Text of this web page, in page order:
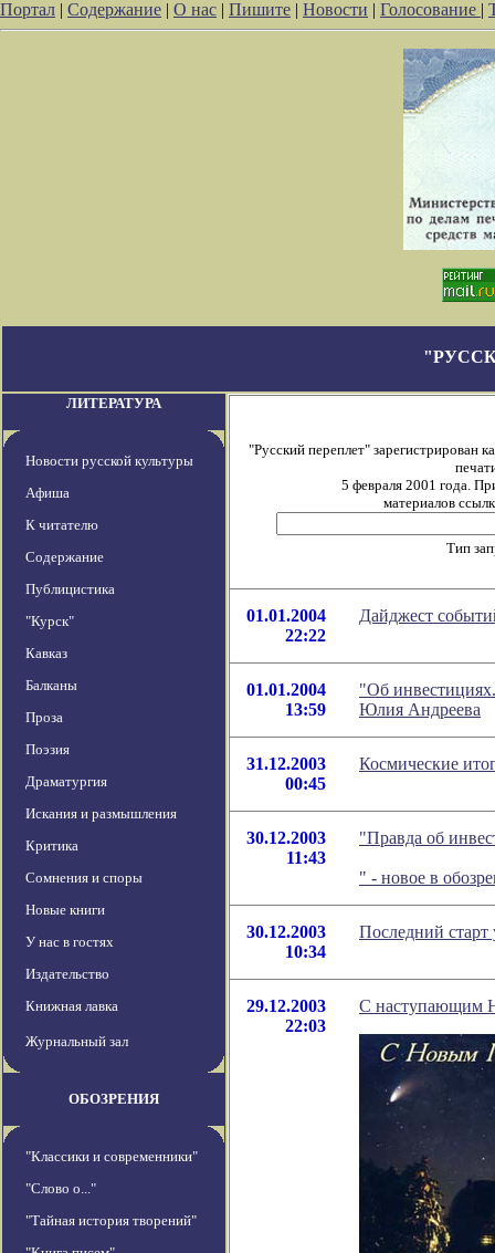
Портал | Содержание | О нас | Пишите | Новости | Голосование |
ЛИТЕРАТУРА
Новости русской культуры
Афиша
К читателю
Содержание
Публицистика
"Курск"
Кавказ
Балканы
Проза
Поэзия
Драматургия
Искания и размышления
Критика
Сомнения и споры
Новые книги
У нас в гостях
Издательство
Книжная лавка
Журнальный зал
ОБОЗРЕНИЯ
"Классики и современники"
"Слово о..."
"Тайная история творений"
"Русский переплет" зарегистрирован
5 февраля 2001 года.
материалов
Тип
01.01.2004
22:22
Дайджест
01.01.2004
13:59
"Об
Юлия Андреева
31.12.2003
00:45
Космические
30.12.2003
11:43
"Правда об
" - новое в
30.12.2003
10:34
Последний старт
29.12.2003
22:03
С наступающим